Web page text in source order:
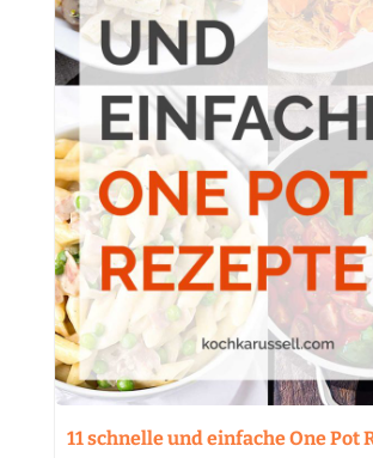
11 schnelle und einfache One Pot